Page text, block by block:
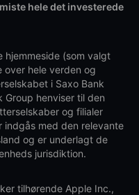
hele det investerede
hjemmeside (som valgt
hele verden og
i Saxo Bank
Group henviser til den
og filialer
indgås med den relevante
og er underlagt de
jurisdiktion.
tilhørende Apple Inc.,